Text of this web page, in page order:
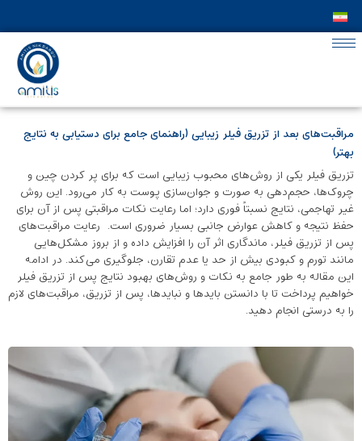
مراقبت‌های بعد از تزریق فیلر زیبایی (راهنمای جامع برای دستیابی به نتایج
بهتر)
تزریق فیلر یکی از روش‌های محبوب زیبایی است که برای پر کردن چین و
چروک‌ها، حجم‌دهی به صورت و جوان‌سازی پوست به کار می‌رود. این روش
غیر ‌تهاجمی، نتایج نسبتاً فوری دارد؛ اما رعایت نکات مراقبتی پس از آن برای
حفظ نتیجه و کاهش عوارض جانبی بسیار ضروری است. رعایت مراقبت‌های
پس از تزریق فیلر، ماندگاری اثر آن را افزایش داده و از بروز مشکل‌هایی
مانند تورم و کبودی بیش از حد یا عدم تقارن، جلوگیری می‌کند. در ادامه
این مقاله به طور جامع به نکات و روش‌های بهبود نتایج پس از تزریق فیلر
خواهیم پرداخت تا با دانستن بایدها و نبایدها، پس از تزریق، مراقبت‌های لازم
را به درستی انجام دهید.